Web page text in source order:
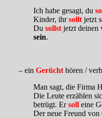
Ich habe gesagt, du
Kinder, ihrsollt jetzt
Du sollst jetzt deinen
sein.
– ein Gerücht hören /
Man sagt, die Firma
Die Leute erzählen
betrügt. Ersoll eine
Der neue Freund von